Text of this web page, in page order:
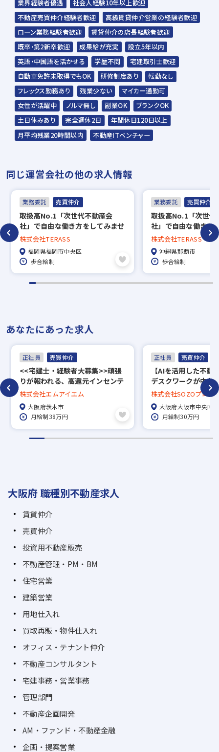
※入社時期は相談に応じます。
※現在、在職中の方も積極的にご応募くださ
い。応募の秘密は厳守いたします。
TERASSに投資いただ
いている、投資家の皆
様
エージェント同士の交
流と称賛の場として、
半年に1度のミートア
ップを開催
業界経験者優遇
社会人経験10年以上歓迎
不動産売買仲介経験者歓迎
高級賃貸仲介営業の経験者歓迎
ローン業務経験者歓迎
賃貸仲介の店長経験者歓迎
既卒・第2新卒歓迎
成果給が充実
設立5年以内
英語・中国語を活かせる
学歴不問
宅建取引士歓迎
自動車免許未取得でもOK
研修制度あり
転勤なし
フレックス勤務あり
残業少ない
マイカー通勤可
女性が活躍中
ノルマ無し 副業OK
ブランクOK
土日休みあり
完全週休2日
年間休日120日以上
月平均残業20時間以内
不動産ITベンチャー
同じ運営会社の他の求人情報
業務委託 売買仲介
取扱高No.1「次世代不動産会
社」で自由な働き方をしてみませ
んか？今すぐWeb説明会へ。
株式会社TERASS
福岡県福岡市中央区
歩合給制
業務委託 売買仲介
取扱高No.1「次世代
社」で自由な働き方
んか？今すぐWeb説
株式会社TERASS
沖縄県那覇市
歩合給制
あなたにあった求人
正社員 売買仲介
<<宅建士・経験者大募集>>頑張
りが報われる、高還元インセンテ
ィブ制度
株式会社エムアイエム
大阪府茨木市
月給制38万円
正社員 売買仲介
【AIを活用した不動
デスクワークが中心
ら始める不動産営業
日制／福利厚生充実
株式会社SOZOプロパ
大阪府大阪市中央区
月給制30万円
大阪府 職種別不動産求人
賃貸仲介
売買仲介
投資用不動産販売
不動産管理・PM・BM
住宅営業
建築営業
用地仕入れ
買取再販・物件仕入れ
オフィス・テナント仲介
不動産コンサルタント
宅建事務・営業事務
管理部門
不動産企画開発
AM・ファンド・不動産金融
企画・提案営業